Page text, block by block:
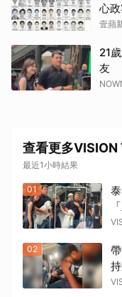
心
壹蘋
21
友
查看更多VISION
最近1小時結果
01
02